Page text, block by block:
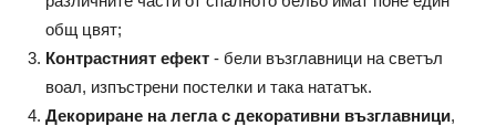
общ цвят;
Контрастният ефект - бели възглавници на светъл
воал, изпъстрени постелки и така нататък.
Декориране на легла с декоративни възглавници,